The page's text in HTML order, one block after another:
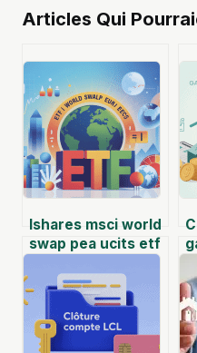
Articles Qui
Ishares msci world
swap pea ucits etf
complet pour
investir